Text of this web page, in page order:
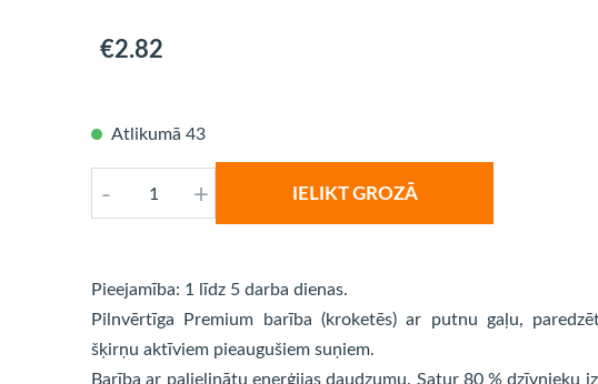
€2.82
Atlikumā 43
- + IELIKT GROZĀ
Pieejamība: 1 līdz 5 darba dienas.
Pilnvērtīga Premium barība (kroketēs) ar putnu gaļu,
šķirņu aktīviem pieaugušiem suņiem.
Barība ar palielinātu enerģijas daudzumu. Satur 80 % dzīvnieku